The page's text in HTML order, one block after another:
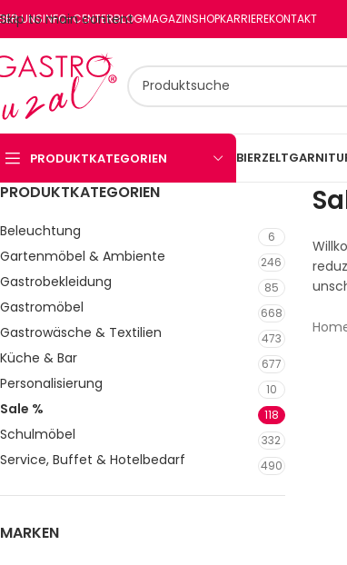
Skip to main content
UNSINFO-CENTERBLOGMAGAZINSHOPKARRIEREKONTAKT
PRODUKTKATEGORIEN
PRODUKTKATEGORIEN
Beleuchtung 6
Gartenmöbel & Ambiente 246
Gastrobekleidung 85
Gastromöbel 668
Gastrowäsche & Textilien 473
Küche & Bar 677
Personalisierung 10
Sale % 118
Schulmöbel 332
Service, Buffet & Hotelbedarf 490
MARKEN